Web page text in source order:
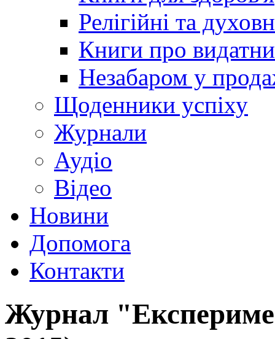
Релігійні та
Книги про
Незабаром у
Щоденники успіху
Журнали
Аудіо
Відео
Новини
Допомога
Контакти
Журнал